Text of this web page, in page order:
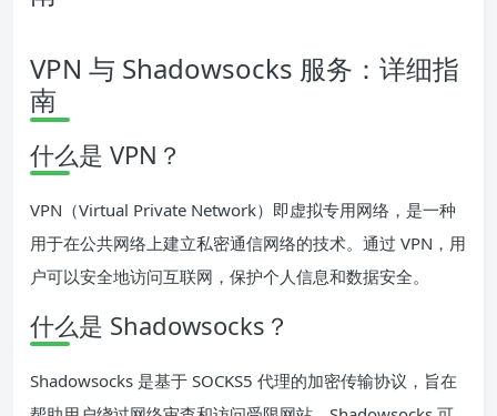
VPN 与 Shadowsocks 服务：详细指
南
什么是 VPN？
VPN（Virtual Private Network）即虚拟专用网络，是一种
用于在公共网络上建立私密通信网络的技术。通过 VPN，用
户可以安全地访问互联网，保护个人信息和数据安全。
什么是 Shadowsocks？
Shadowsocks 是基于 SOCKS5 代理的加密传输协议，旨在